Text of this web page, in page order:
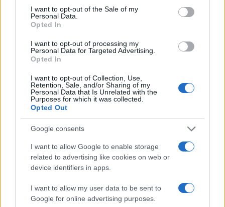
consent section.
I want to opt-out of the Sale of my
Personal Data.
Opted In
I want to opt-out of processing my
Personal Data for Targeted Advertising.
Opted In
I want to opt-out of Collection, Use,
Retention, Sale, and/or Sharing of my
Personal Data that Is Unrelated with the
Purposes for which it was collected.
Opted Out
Google consents
I want to allow Google to enable storage
related to advertising like cookies on web or
device identifiers in apps.
I want to allow my user data to be sent to
Google for online advertising purposes.
Descubre cómo Transfer Travel permite vender y
comprar vacaciones ya reservadas
MUNDO